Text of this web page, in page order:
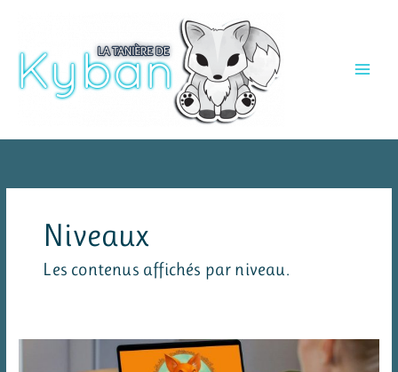
contenu
Niveaux
Les contenus affichés par niveau.